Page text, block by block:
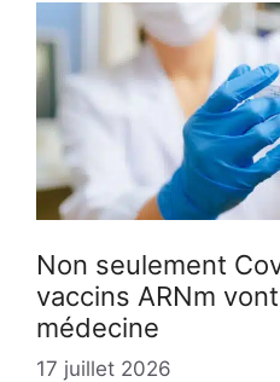
Non seulement
vaccins ARNm
médecine
17 juillet 2026